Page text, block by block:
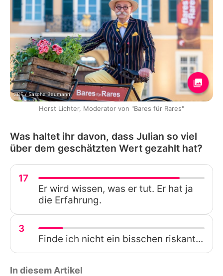
ZDF / Sascha Baumann
Horst Lichter, Moderator von "Bares für Rares"
Was haltet ihr davon, dass Julian so viel
über dem geschätzten Wert gezahlt hat?
17
Er wird wissen, was er tut. Er hat ja
die Erfahrung.
3
Finde ich nicht ein bisschen riskant...
In diesem Artikel